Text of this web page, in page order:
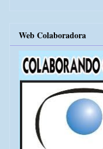
Web Colaboradora